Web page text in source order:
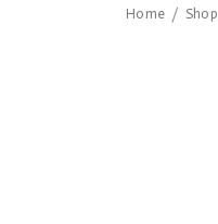
Home / Shop